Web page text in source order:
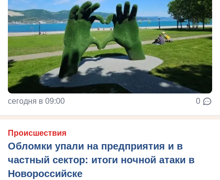
сегодня в 09:00 0
Происшествия
Обломки упали на предприятия и в
частный сектор: итоги ночной атаки в
Новороссийске